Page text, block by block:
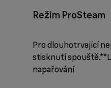
Režim ProSteam
Pro dlouhotrvající
stisknutí
napařování